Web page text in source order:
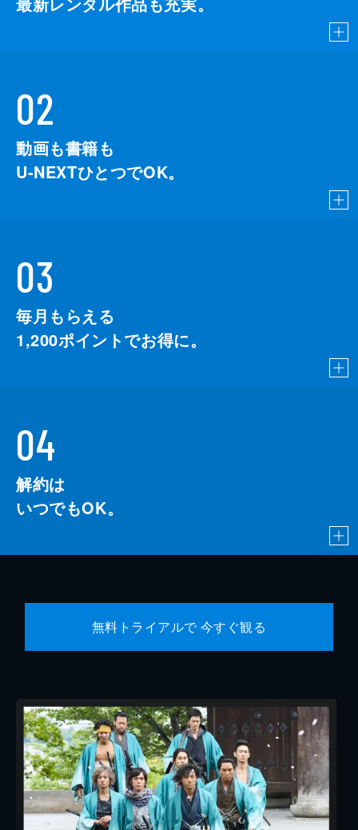
02
動画も書籍も
U-NEXTひとつでOK。
03
毎月もらえる
1,200ポイントでお得に。
04
解約は
いつでもOK。
無料トライアルで 今すぐ観る